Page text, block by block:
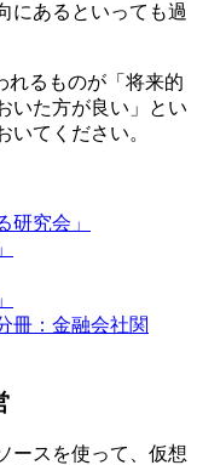
にあるといっても過
れるものが「将来的
いた方が良い」とい
いてください。
研究会」
冊：金融会社関
ースを使って、仮想